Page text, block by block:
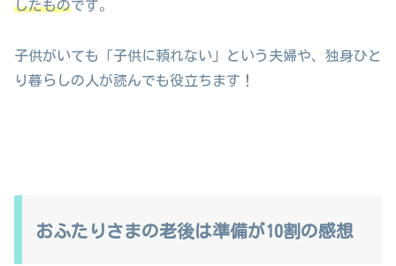
したものです。
子供がいても「子供に頼れない」という夫婦や、独身ひと
り暮らしの人が読んでも役立ちます！
おふたりさまの老後は準備が10割の感想